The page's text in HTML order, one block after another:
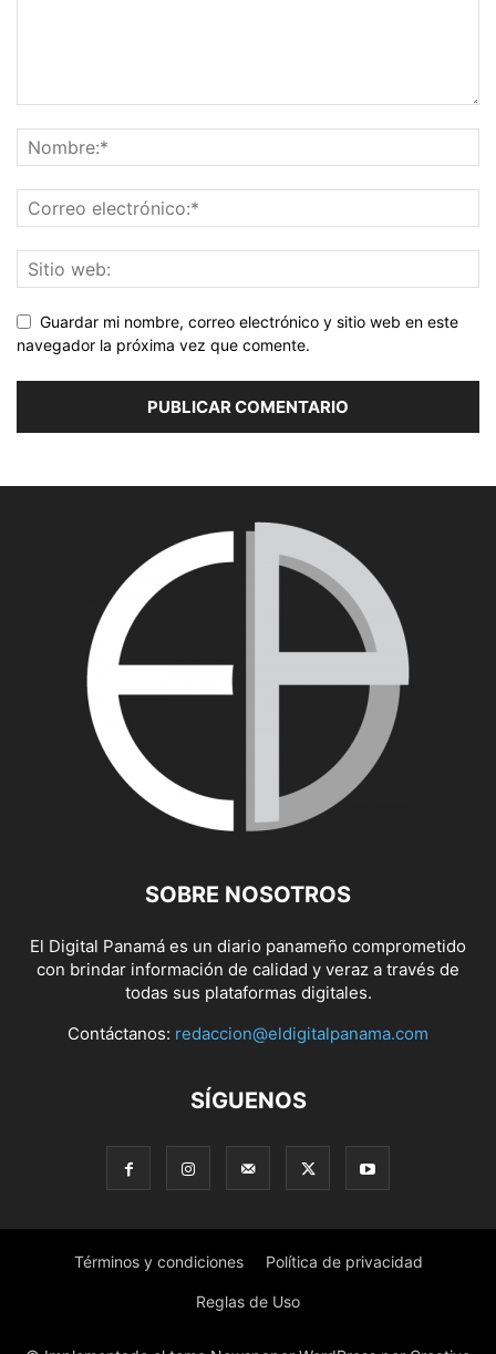
Guardar mi nombre, correo electrónico y sitio web en este
navegador la próxima vez que comente.
SOBRE NOSOTROS
El Digital Panamá es un diario panameño comprometido
con brindar información de calidad y veraz a través de
todas sus plataformas digitales.
Contáctanos: redaccion@eldigitalpanama.com
SÍGUENOS
Términos y condiciones Política de privacidad
Reglas de Uso